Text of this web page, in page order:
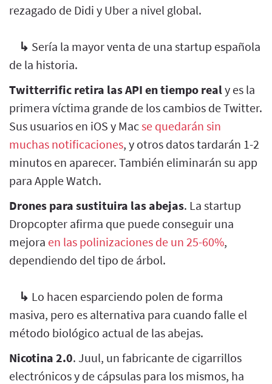
rezagado de Didi y Uber a nivel global.
↳ Sería la mayor venta de una startup española
de la historia.
Twitterrific retira las API en tiempo realy es la
primera víctima grande de los cambios de Twitter.
Sus usuarios en iOS y Macse quedarán sin
muchas notificaciones, y otros datos tardarán 1-2
minutos en aparecer. También eliminarán su app
para Apple Watch.
Drones para sustituira las abejas. La startup
Dropcopter afirma que puede conseguir una
mejora en las polinizaciones de un 25-60%,
dependiendo del tipo de árbol.
↳ Lo hacen esparciendo polen de forma
masiva, pero es alternativa para cuando falle el
método biológico actual de las abejas.
Nicotina 2.0. Juul, un fabricante de cigarrillos
electrónicos y de cápsulas para los mismos, ha